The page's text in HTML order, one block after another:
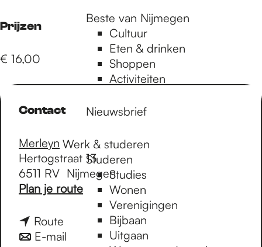
Beste van Nijmegen
Cultuur
Eten & drinken
Shoppen
Activiteiten
Nieuwsbrief
Werk & studeren
Studeren
Studies
Wonen
Verenigingen
Bijbaan
Uitgaan
Prijzen
€ 16,00
Contact
Merleyn
Hertogstraat 13
6511 RV Nijmegen
Plan je routen
Route
a
E-mail